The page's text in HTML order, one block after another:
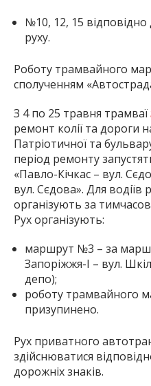
№10, 12, 15
руху.
Роботу трамвайного
сполученням
З 4 по 25 травня трамваї
ремонт колії та дороги
Патріотичної та
період ремонту
«Павло-Кічкас – вул.
вул. Сєдова». Для водіїв
організують за
Рух організують:
маршрут №3 – за
Запоріжжя-І – вул.
депо);
роботу трамвайного
призупинено.
Рух приватного
здійснюватися
дорожніх знаків.